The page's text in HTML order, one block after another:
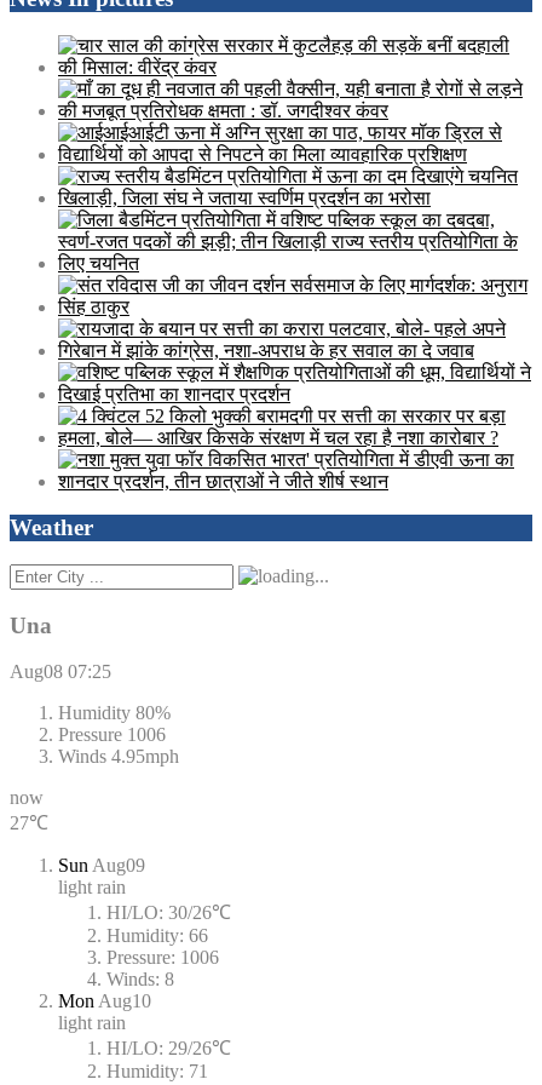
Weather
Una
Aug08 07:25
Humidity 80%
Pressure 1006
Winds 4.95mph
now
27℃
SunAug09
light rain
HI/LO: 30/26℃
Humidity: 66
Pressure: 1006
Winds: 8
MonAug10
light rain
HI/LO: 29/26℃
Humidity: 71